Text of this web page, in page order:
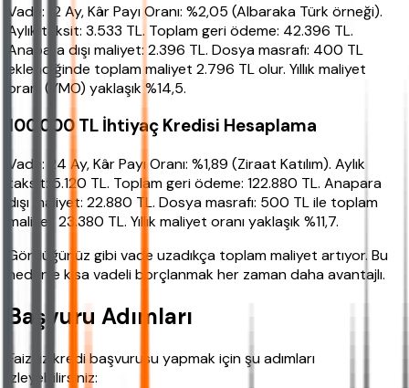
Vade: 12 Ay, Kâr Payı Oranı: %2,05 (Albaraka Türk örneği).
Aylık taksit: 3.533 TL. Toplam geri ödeme: 42.396 TL.
Anapara dışı maliyet: 2.396 TL. Dosya masrafı: 400 TL
eklendiğinde toplam maliyet 2.796 TL olur. Yıllık maliyet
oranı (YMO) yaklaşık %14,5.
100.000 TL İhtiyaç Kredisi Hesaplama
Vade: 24 Ay, Kâr Payı Oranı: %1,89 (Ziraat Katılım). Aylık
taksit: 5.120 TL. Toplam geri ödeme: 122.880 TL. Anapara
dışı maliyet: 22.880 TL. Dosya masrafı: 500 TL ile toplam
maliyet 23.380 TL. Yıllık maliyet oranı yaklaşık %11,7.
Gördüğünüz gibi vade uzadıkça toplam maliyet artıyor. Bu
nedenle kısa vadeli borçlanmak her zaman daha avantajlı.
Başvuru Adımları
Faizsiz kredi başvurusu yapmak için şu adımları
izleyebilirsiniz: